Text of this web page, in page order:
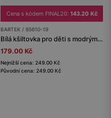
Cena s kódem FINAL20: 143.20 Kč
BARTEK / 85610-19
Bílá kšiltovka pro děti s modrými pruhy BARTEK 85610-19
179.00 Kč
Nejnižší cena: 249.00 Kč
Původní cena: 249.00 Kč